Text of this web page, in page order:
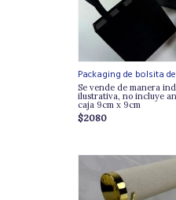
Packaging de bolsita
Se vende de manera
ilustrativa, no incluye
caja 9cm x 9cm
$2080